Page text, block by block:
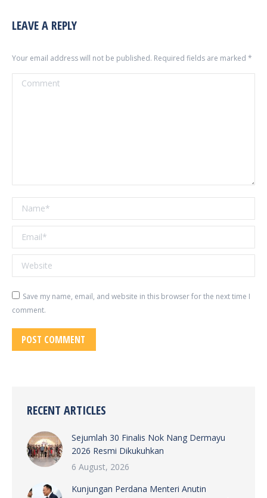
LEAVE A REPLY
Your email address will not be published. Required fields are marked *
Comment
Name *
Email *
Website
Save my name, email, and website in this browser for the next time I
comment.
POST COMMENT
RECENT ARTICLES
Sejumlah 30 Finalis Nok Nang Dermayu
2026 Resmi Dikukuhkan
6 August, 2026
Kunjungan Perdana Menteri Anutin